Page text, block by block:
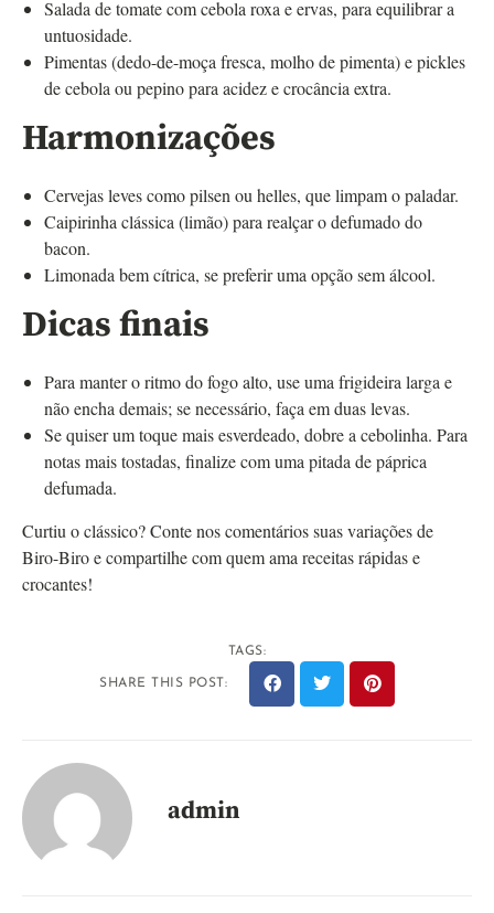
Salada de tomate com cebola roxa e ervas, para equilibrar a
untuosidade.
Pimentas (dedo-de-moça fresca, molho de pimenta) e pickles
de cebola ou pepino para acidez e crocância extra.
Harmonizações
Cervejas leves como pilsen ou helles, que limpam o paladar.
Caipirinha clássica (limão) para realçar o defumado do
bacon.
Limonada bem cítrica, se preferir uma opção sem álcool.
Dicas finais
Para manter o ritmo do fogo alto, use uma frigideira larga e
não encha demais; se necessário, faça em duas levas.
Se quiser um toque mais esverdeado, dobre a cebolinha. Para
notas mais tostadas, finalize com uma pitada de páprica
defumada.
Curtiu o clássico? Conte nos comentários suas variações de
Biro-Biro e compartilhe com quem ama receitas rápidas e
crocantes!
TAGS:
SHARE THIS POST:
admin